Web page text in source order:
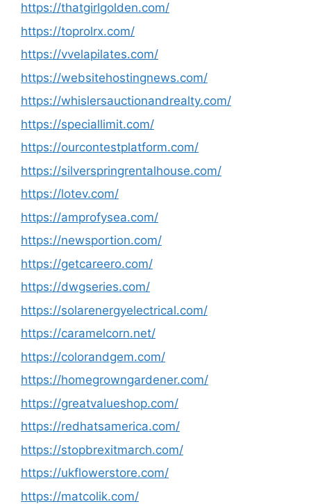
https://thatgirlgolden.com/
https://toprolrx.com/
https://vvelapilates.com/
https://websitehostingnews.com/
https://whislersauctionandrealty.com/
https://speciallimit.com/
https://ourcontestplatform.com/
https://silverspringrentalhouse.com/
https://lotev.com/
https://amprofysea.com/
https://newsportion.com/
https://getcareero.com/
https://dwgseries.com/
https://solarenergyelectrical.com/
https://caramelcorn.net/
https://colorandgem.com/
https://homegrowngardener.com/
https://greatvalueshop.com/
https://redhatsamerica.com/
https://stopbrexitmarch.com/
https://ukflowerstore.com/
https://matcolik.com/